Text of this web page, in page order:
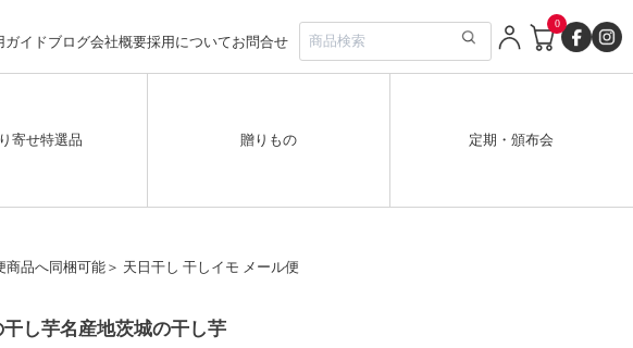
ガイドブログ会社概要採用についてお問合せ
0
寄せ特選品 贈りもの 定期・頒布会
品へ同梱可能＞ 天日干し 干しイモ メール便
干し芋名産地茨城の干し芋